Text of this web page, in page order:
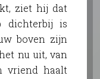
ziet hij dat
dichterbij is
boven zijn
nu uit, van
vriend haalt